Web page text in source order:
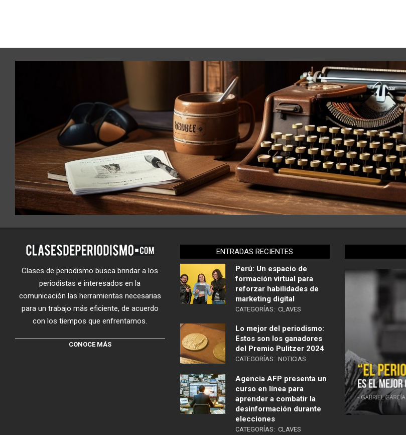
Clases de periodismo busca brindar a los
periodistas e interesados en la
comunicación las herramientas necesarias
para un trabajo más eficiente, de acuerdo
con los tiempos que enfrentamos.
CONOCE MÁS
ENTRADAS RECIENTES
Perú: Un espacio de
formación virtual para
reforzar habilidades de
marketing digital
CATEGORÍAS: CLAVES
Lo mejor del periodismo:
Estos son los ganadores
del Premio Pulitzer 2024
CATEGORÍAS: NOTICIAS
Agencia AFP presenta un
curso en línea para
aprender a combatir la
desinformación durante
elecciones
CATEGORÍAS: CLAVES